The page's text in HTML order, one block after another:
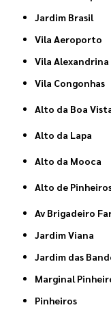
Jardim Brasil
Vila Aeroporto
Vila Alexandrina
Vila Congonhas
Alto da Boa
Alto da Lapa
Alto da Mooca
Alto de
Av Brigadeiro
Jardim Viana
Jardim das
Marginal
Pinheiros